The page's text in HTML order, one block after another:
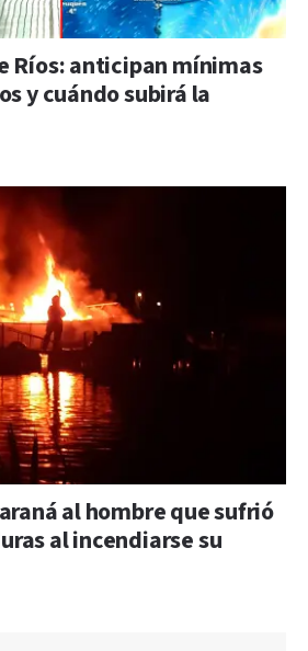
Ríos: anticipan mínimas
y cuándo subirá la
al hombre que sufrió
al incendiarse su